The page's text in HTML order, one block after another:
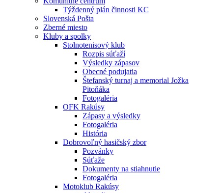
Týždenný plán činnosti KC
Slovenská Pošta
Zberné miesto
Kluby a spolky
Stolnotenisový klub
Rozpis súťaží
Výsledky zápasov
Obecné podujatia
Štefanský turnaj a memorial Jožka
Pitoňáka
Fotogaléria
OFK Rakúsy
Zápasy a výsledky
Fotogaléria
História
Dobrovoľný hasičský zbor
Pozvánky
Súťaže
Dokumenty na stiahnutie
Fotogaléria
Motoklub Rakúsy